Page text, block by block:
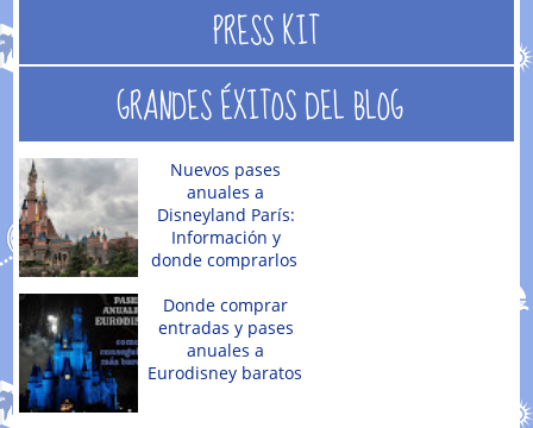
PRESS KIT
GRANDES ÉXITOS DEL BLOG
Nuevos pases
anuales a
Disneyland París:
Información y
donde comprarlos
Donde comprar
entradas y pases
anuales a
Eurodisney baratos